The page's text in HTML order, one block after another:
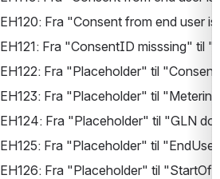
EH120: Fra "Consent from end user
EH121: Fra "ConsentID misssing" til
EH122: Fra "Placeholder" til
EH123: Fra "Placeholder" til
EH124: Fra "Placeholder" til "GLN
EH125: Fra "Placeholder" til
EH126: Fra "Placeholder" til